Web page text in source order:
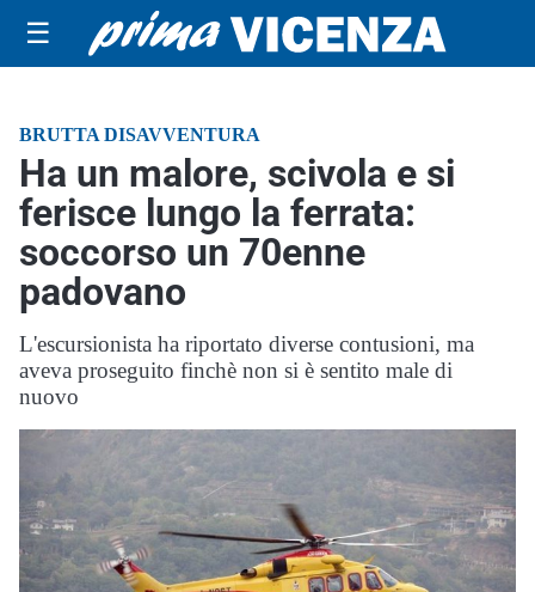
☰
BRUTTA DISAVVENTURA
Ha un malore, scivola e si
ferisce lungo la ferrata:
soccorso un 70enne
padovano
L'escursionista ha riportato diverse contusioni, ma
aveva proseguito finchè non si è sentito male di
nuovo